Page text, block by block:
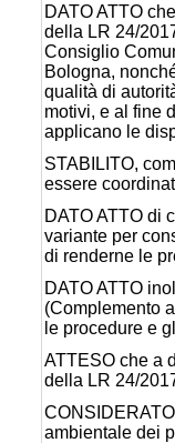
DATO ATTO
della LR 24/
Consiglio
Bologna,
qualità di
motivi, e al fine
applicano le
STABILITO,
essere
DATO ATTO di
variante per
di renderne le
DATO ATTO
(Complemento
le procedure e
ATTESO che a
della LR 24/
ambientale dei